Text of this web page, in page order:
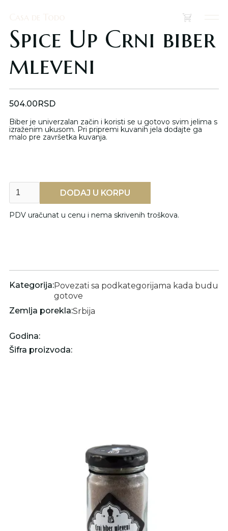
Spice Up Crni biber
mleveni
504.00RSD
Biber je univerzalan začin i koristi se u gotovo svim jelima s
izraženim ukusom. Pri pripremi kuvanih jela dodajte ga
malo pre završetka kuvanja.
PDV uračunat u cenu i nema skrivenih troškova.
Kategorija:Povezati sa podkategorijama kada budu
gotove
Zemlja porekla:Srbija
Godina:
Šifra proizvoda: